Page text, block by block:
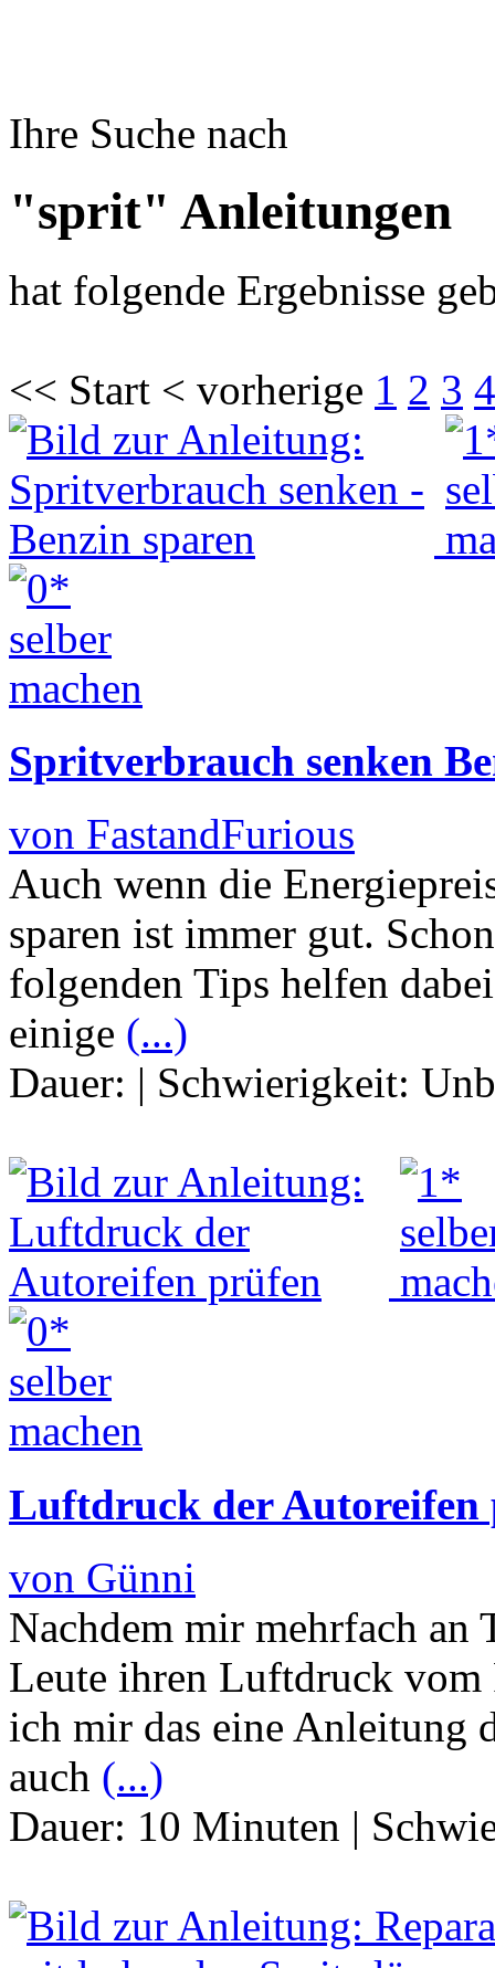
Ihre Suche nach
"sprit" Anleitungen
hat folgende Ergebnisse
<< Start < vorherige 1 2 3 4
Spritverbrauch senken
von FastandFurious
Auch wenn die
sparen ist immer gut.
folgenden Tips helfen
einige (...)
Dauer: | Schwierigkeit:
Luftdruck der Autoreifen
von Günni
Nachdem mir mehrfach an
Leute ihren Luftdruck vom
ich mir das eine Anleitung
auch (...)
Dauer: 10 Minuten |